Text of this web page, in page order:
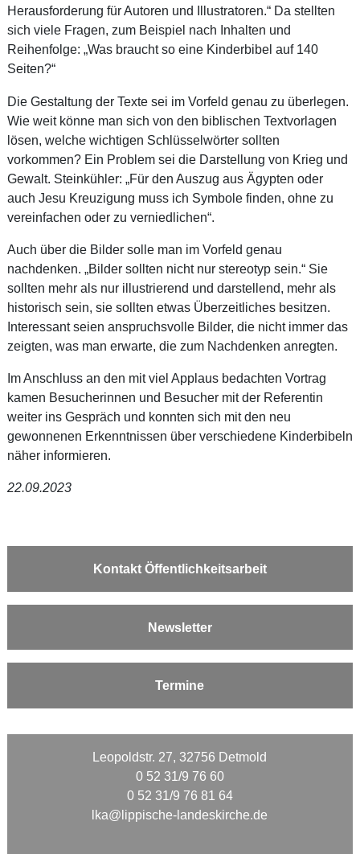
Herausforderung für Autoren und Illustratoren.“ Da stellten
sich viele Fragen, zum Beispiel nach Inhalten und
Reihenfolge: „Was braucht so eine Kinderbibel auf 140
Seiten?“
Die Gestaltung der Texte sei im Vorfeld genau zu überlegen.
Wie weit könne man sich von den biblischen Textvorlagen
lösen, welche wichtigen Schlüsselwörter sollten
vorkommen? Ein Problem sei die Darstellung von Krieg und
Gewalt. Steinkühler: „Für den Auszug aus Ägypten oder
auch Jesu Kreuzigung muss ich Symbole finden, ohne zu
vereinfachen oder zu verniedlichen“.
Auch über die Bilder solle man im Vorfeld genau
nachdenken. „Bilder sollten nicht nur stereotyp sein.“ Sie
sollten mehr als nur illustrierend und darstellend, mehr als
historisch sein, sie sollten etwas Überzeitliches besitzen.
Interessant seien anspruchsvolle Bilder, die nicht immer das
zeigten, was man erwarte, die zum Nachdenken anregten.
Im Anschluss an den mit viel Applaus bedachten Vortrag
kamen Besucherinnen und Besucher mit der Referentin
weiter ins Gespräch und konnten sich mit den neu
gewonnenen Erkenntnissen über verschiedene Kinderbibeln
näher informieren.
22.09.2023
Kontakt Öffentlichkeitsarbeit
Newsletter
Termine
Leopoldstr. 27, 32756 Detmold
0 52 31/9 76 60
0 52 31/9 76 81 64
lka@lippische-landeskirche.de